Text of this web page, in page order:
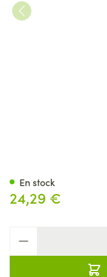
24,29 €
En stock